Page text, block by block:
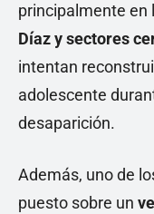
principalmente en
Díazy sectores
intentan
adolescente
desaparición.
Además, uno de
puesto sobre un